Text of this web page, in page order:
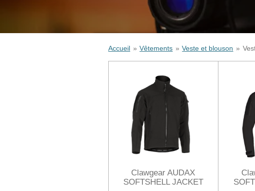
Accueil » Vêtements » Veste et blouson »
Clawgear AUDAX
SOFTSHELL JACKET